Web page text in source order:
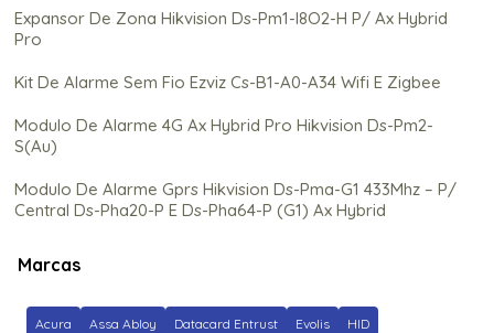
Expansor De Zona Hikvision Ds-Pm1-I8O2-H P/ Ax Hybrid
Pro
Kit De Alarme Sem Fio Ezviz Cs-B1-A0-A34 Wifi E Zigbee
Modulo De Alarme 4G Ax Hybrid Pro Hikvision Ds-Pm2-
S(Au)
Modulo De Alarme Gprs Hikvision Ds-Pma-G1 433Mhz – P/
Central Ds-Pha20-P E Ds-Pha64-P (G1) Ax Hybrid
Modulo De Alarme Gprs Hikvision Ds-Pma-G2 433Mhz – P/
Central Ds-Pha64-P (G2) Ax Hybrid
Modulo De Comunicacao 4G Hikvision Ds-Pma-S2 433Mhz
Marcas
Acura Assa Abloy Datacard Entrust Evolis HID